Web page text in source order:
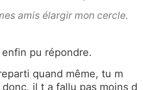
amis élargir mon cercle.
pu répondre.
quand même, tu m
il t a fallu pas moins d